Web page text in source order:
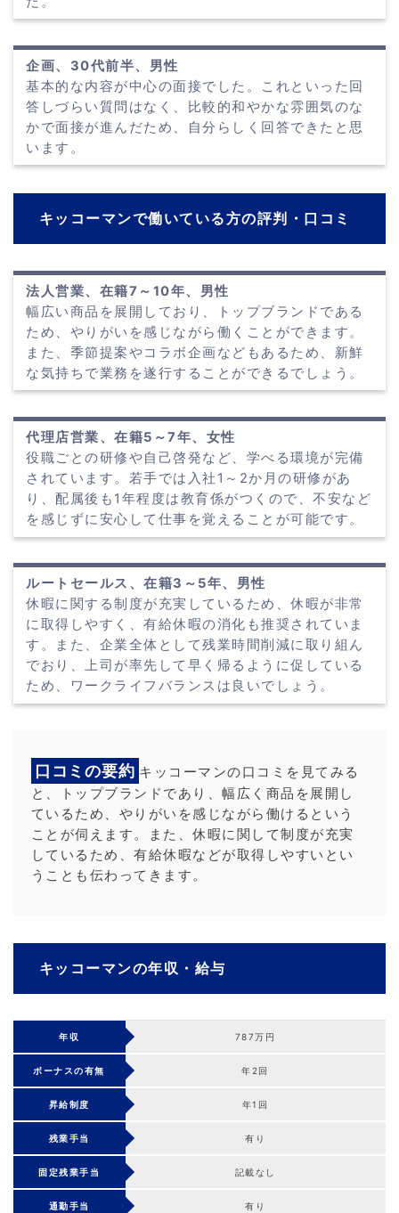
企画、30代前半、男性
基本的な内容が中心の面接でした。これといった回
答しづらい質問はなく、比較的和やかな雰囲気のな
かで面接が進んだため、自分らしく回答できたと思
います。
キッコーマンで働いている方の評判・口コミ
法人営業、在籍7～10年、男性
幅広い商品を展開しており、トップブランドである
ため、やりがいを感じながら働くことができます。
また、季節提案やコラボ企画などもあるため、新鮮
な気持ちで業務を遂行することができるでしょう。
代理店営業、在籍5～7年、女性
役職ごとの研修や自己啓発など、学べる環境が完備
されています。若手では入社1～2か月の研修があ
り、配属後も1年程度は教育係がつくので、不安など
を感じずに安心して仕事を覚えることが可能です。
ルートセールス、在籍3～5年、男性
休暇に関する制度が充実しているため、休暇が非常
に取得しやすく、有給休暇の消化も推奨されていま
す。また、企業全体として残業時間削減に取り組ん
でおり、上司が率先して早く帰るように促している
ため、ワークライフバランスは良いでしょう。
口コミの要約 キッコーマンの口コミを見てみる
と、トップブランドであり、幅広く商品を展開し
ているため、やりがいを感じながら働けるという
ことが伺えます。また、休暇に関して制度が充実
しているため、有給休暇などが取得しやすいとい
うことも伝わってきます。
キッコーマンの年収・給与
年収 787万円
ボーナスの有無 年2回
昇給制度 年1回
残業手当 有り
固定残業手当 記載なし
通勤手当 有り